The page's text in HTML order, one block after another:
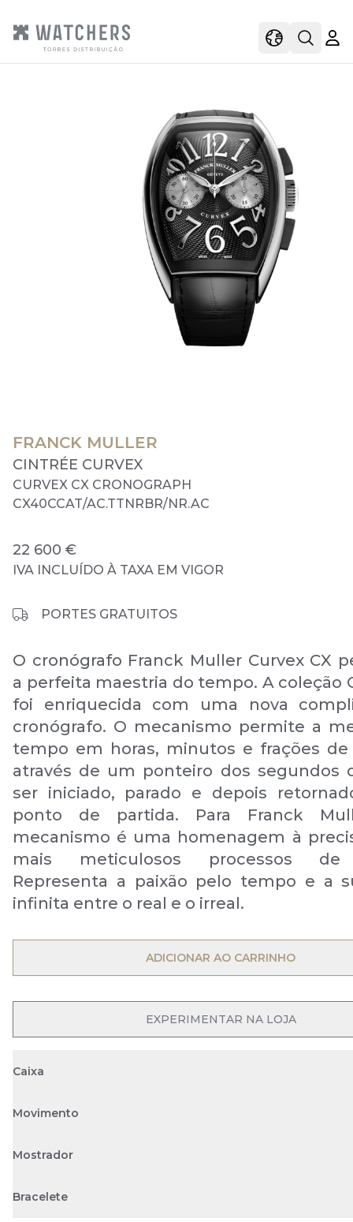
viewOpen
FRANCK MULLER
CINTRÉE CURVEX
CURVEX CX CRONOGRAPH
CX40CCAT/AC.TTNRBR/NR.AC
22 600 €
IVA INCLUÍDO À TAXA EM VIGOR
PORTES GRATUITOS
O cronógrafo Franck Muller Curvex CX
a perfeita maestria do tempo. A coleção
foi enriquecida com uma nova
cronógrafo. O mecanismo permite a
tempo em horas, minutos e frações de
através de um ponteiro dos segundos
ser iniciado, parado e depois
ponto de partida. Para Franck
mecanismo é uma homenagem à
mais meticulosos processos de
Representa a paixão pelo tempo e a
infinita entre o real e o irreal.
OPEN MENU
ADICIONAR AO CARRINHO
OPEN MENU
EXPERIMENTAR NA LOJA
Caixa
Movimento
Mostrador
Bracelete